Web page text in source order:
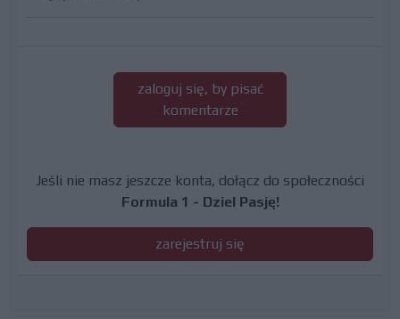
zaloguj się, by pisać
komentarze
Jeśli nie masz jeszcze konta, dołącz do społeczności
Formula 1 - Dziel Pasję!
zarejestruj się